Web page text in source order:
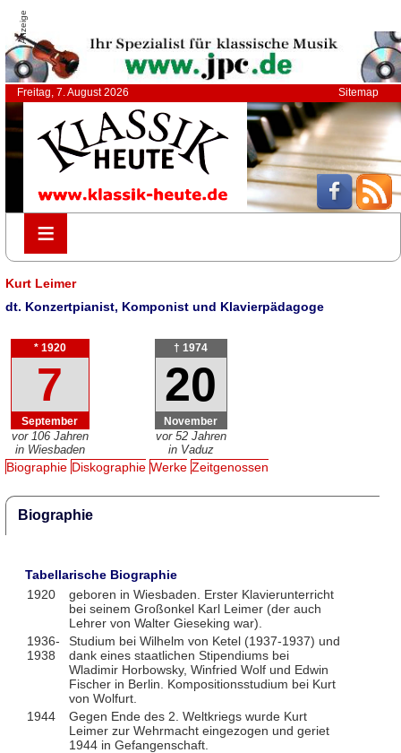
Anzeige
Freitag, 7. August 2026 Sitemap
≡
≡
Kurt Leimer
dt. Konzertpianist, Komponist und Klavierpädagoge
* 1920
7
September
vor 106 Jahren
in Wiesbaden
† 1974
20
November
vor 52 Jahren
in Vaduz
Biographie Diskographie Werke Zeitgenossen
Biographie
Tabellarische Biographie
1920
geboren in Wiesbaden. Erster Klavierunterricht
bei seinem Großonkel Karl Leimer (der auch
Lehrer von Walter Gieseking war).
1936-
1938
Studium bei Wilhelm von Ketel (1937-1937) und
dank eines staatlichen Stipendiums bei
Wladimir Horbowsky, Winfried Wolf und Edwin
Fischer in Berlin. Kompositionsstudium bei Kurt
von Wolfurt.
1944
Gegen Ende des 2. Weltkriegs wurde Kurt
Leimer zur Wehrmacht eingezogen und geriet
1944 in Gefangenschaft.